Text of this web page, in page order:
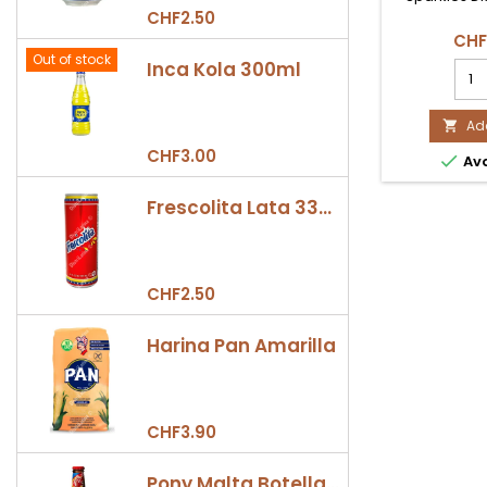
CHF2.50
Out of stock Inca Kola 300ml
CHF3.00
Frescolita Lata 330ml
CHF2.50
Harina Pan Amarilla
CHF3.90
field

